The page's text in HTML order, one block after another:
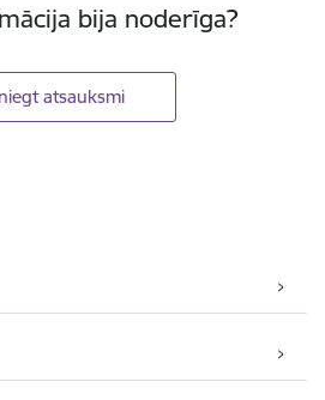
bija noderīga?
atsauksmi